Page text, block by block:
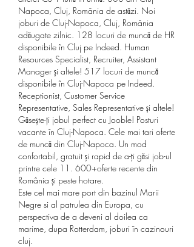
Napoca, Cluj, România de astăzi. Noi
joburi de Cluj-Napoca, Cluj, România
adăugate zilnic. 128 locuri de muncă de HR
disponibile în Cluj pe Indeed. Human
Resources Specialist, Recruiter, Assistant
Manager și altele! 517 locuri de muncă
disponibile în Cluj-Napoca pe Indeed.
Receptionist, Customer Service
Representative, Sales Representative și altele!
Găsește-ți jobul perfect cu Jooble! Posturi
vacante în Cluj-Napoca. Cele mai tari oferte
de muncă din Cluj-Napoca. Un mod
confortabil, gratuit și rapid de a-ți găsi job-ul
printre cele 11. 600+oferte recente din
România și peste hotare.
Este cel mai mare port din bazinul Marii
Negre si al patrulea din Europa, cu
perspectiva de a deveni al doilea ca
marime, dupa Rotterdam, joburi în cazinouri
cluj.